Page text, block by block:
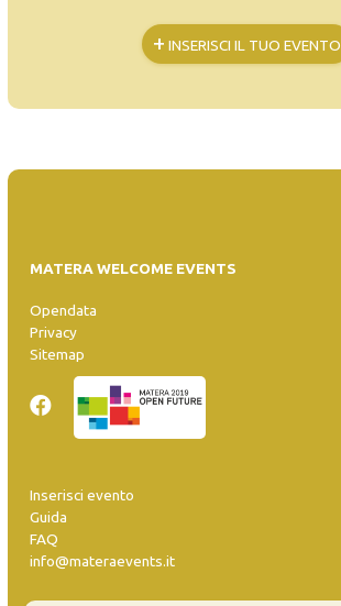
+ INSERISCI IL TUO EVENTO
MATERA WELCOME EVENTS
Opendata
Privacy
Sitemap
Inserisci evento
Guida
FAQ
info@materaevents.it